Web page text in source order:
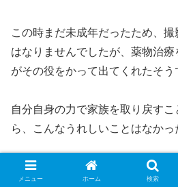
この時まだ未成年だったため、
はなりませんでしたが、薬物治
がその役をかって出てくれたそう
自分自身の力で家族を取り戻す
ら、こんなうれしいことはなかっ
幸せはお金じゃない、という人
メニュー ホーム 検索